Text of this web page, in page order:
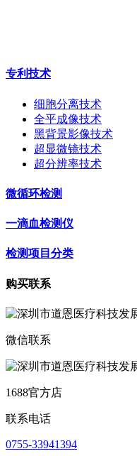
专利技术
细胞分离技术
全平成像技术
黑背景影像技术
超显微镜技术
超分辨率技术
微循环检测
一滴血检测仪
检测项目分类
购买联系
微信联系
1688官方店
联系电话
0755-33941394